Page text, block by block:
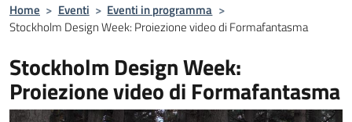
Home > Eventi > Eventi in programma >
Stockholm Design Week: Proiezione video di Formafantasma
Stockholm Design Week:
Proiezione video di Formafantasma